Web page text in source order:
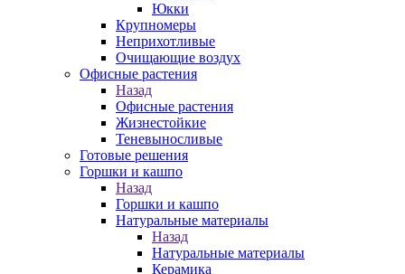
Юкки
Крупномеры
Неприхотливые
Очищающие воздух
Офисные растения
Назад
Офисные растения
Жизнестойкие
Теневыносливые
Готовые решения
Горшки и кашпо
Назад
Горшки и кашпо
Натуральные материалы
Назад
Натуральные материалы
Керамика